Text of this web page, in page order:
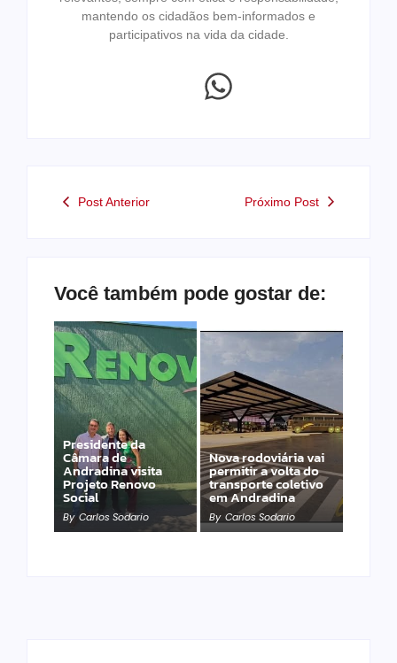
mantendo os cidadãos bem-informados e
participativos na vida da cidade.
Post Anterior Próximo Post
Você também pode gostar de:
Presidente da
Câmara de
Andradina visita
Projeto Renovo
Social
By Carlos Sodario
Nova rodoviária vai
permitir a volta do
transporte coletivo
em Andradina
By Carlos Sodario